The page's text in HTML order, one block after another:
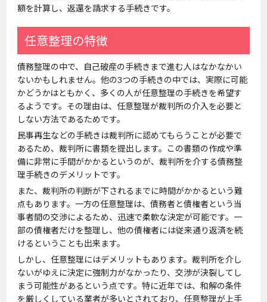
額を計算し、返還を請求する手続きです。
任意整理の特徴
債務整理の中で、自己破産の手続きまで進む人はなかなかい
ないかもしれません。他の3つの手続きの中では、実際に可能
かどうかはともかく、多くの人が任意整理の手続きを希望す
るようです。その理由は、任意整理が裁判所の介入を必要と
しない方法であるためです。
民事再生などの手続きは裁判所に認めてもらうことが必要で
あるため、裁判所に書類を提出します。この書類の作成や準
備に非常に手間がかかるというのが、裁判所を介する債務整
理手続きのデメリットです。
また、裁判所の判断が下されるまでに時間がかかるという難
点もあります。一方の任意整理は、債務者と債権者という当
事者間の交渉によるため、迅速で柔軟な決定が可能です。一
部の債権者だけを整理し、他の債権者には従来通り返済を続
けるということも出来ます。
しかし、任意整理にはデメリットもあります。裁判所を介し
ないがゆえに決定に強制力がなかったり、交渉が決裂してし
まう可能性があるという点です。特に近年では、和解の条件
を厳しくしている業者が多いとされており、任意整理が上手